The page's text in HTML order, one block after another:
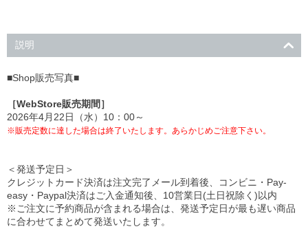
説明
■Shop販売写真■
［WebStore販売期間］
2026年4月22日（水）10：00～
※販売定数に達した場合は終了いたします。あらかじめご注意下さい。
＜発送予定日＞
クレジットカード決済は注文完了メール到着後、コンビニ・Pay-
easy・Paypal決済はご入金通知後、10営業日(土日祝除く)以内
※ご注文に予約商品が含まれる場合は、発送予定日が最も遅い商品
に合わせてまとめて発送いたします。